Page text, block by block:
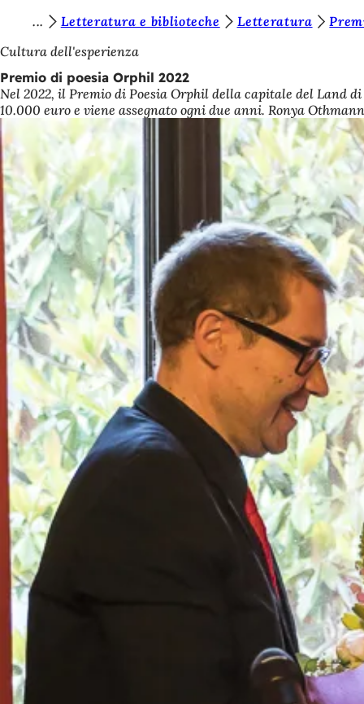
Vai al contenuto
i
e
t
e
q
u
i
:
Letteratura e biblioteche Letteratura
Cultura dell'esperienza
Premio di poesia Orphil 2022
Nel 2022, il Premio di Poesia Orphil della capitale del Land
10.000 euro e viene assegnato ogni due anni. Ronya